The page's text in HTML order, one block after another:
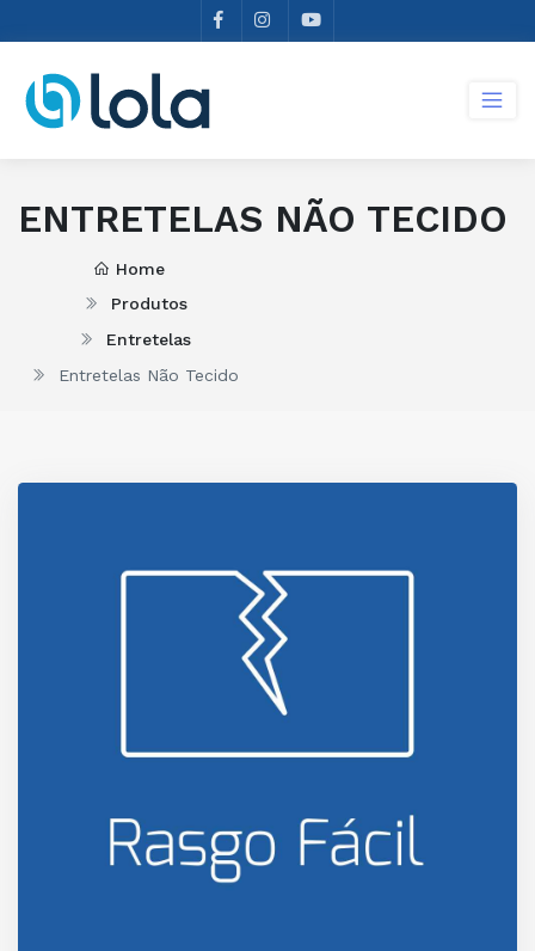
ENTRETELAS NÃO TECIDO
Home
Produtos
Entretelas
Entretelas Não Tecido